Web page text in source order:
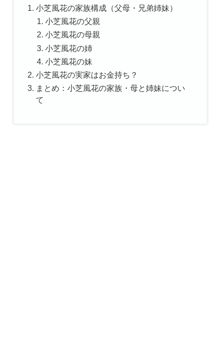
小芝風花の家族構成（父母・兄弟姉妹）
小芝風花の父親
小芝風花の母親
小芝風花の姉
小芝風花の妹
小芝風花の実家はお金持ち？
まとめ：小芝風花の家族・母と姉妹につい
て